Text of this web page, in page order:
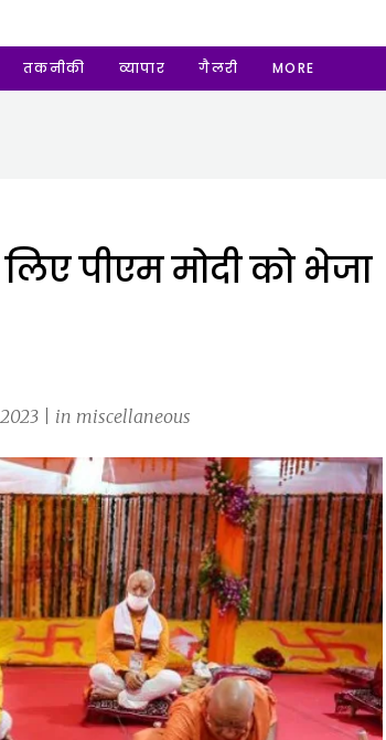
तकनीकी व्यापार गैलरी MORE
लिए पीएम मोदी को भेजा
| in miscellaneous